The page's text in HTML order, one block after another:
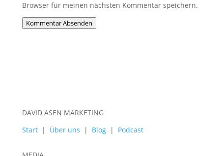
Browser für meinen nächsten Kommentar speichern.
Kommentar Absenden
DAVID ASEN MARKETING
Start| Über uns | Blog| Podcast